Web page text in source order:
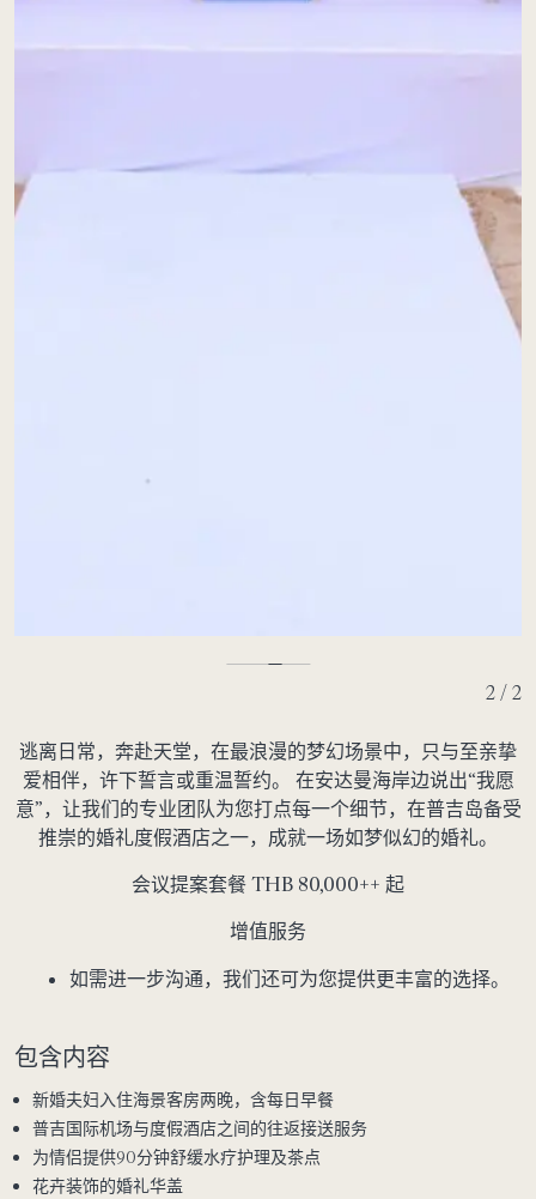
2 / 2
逃离日常，奔赴天堂，在最浪漫的梦幻场景中，只与至亲挚
爱相伴，许下誓言或重温誓约。 在安达曼海岸边说出“我愿
意”，让我们的专业团队为您打点每一个细节，在普吉岛备受
推崇的婚礼度假酒店之一，成就一场如梦似幻的婚礼。
会议提案套餐 THB 80,000++ 起
增值服务
如需进一步沟通，我们还可为您提供更丰富的选择。
包含内容
新婚夫妇入住海景客房两晚，含每日早餐
普吉国际机场与度假酒店之间的往返接送服务
为情侣提供90分钟舒缓水疗护理及茶点
花卉装饰的婚礼华盖